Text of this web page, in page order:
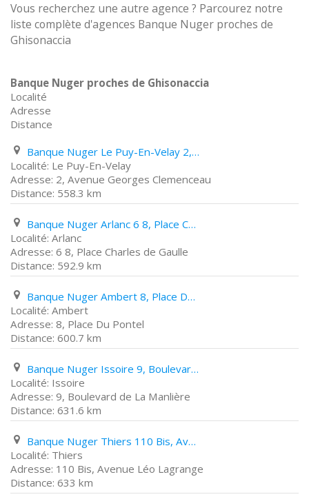
Vous recherchez une autre agence ? Parcourez notre
liste complète d'agences Banque Nuger proches de
Ghisonaccia
Banque Nuger proches de Ghisonaccia
Localité
Adresse
Distance
Banque Nuger Le Puy-En-Velay 2, Avenue Georges Clemenceau
Le Puy-En-Velay
2, Avenue Georges Clemenceau
558.3 km
Banque Nuger Arlanc 6 8, Place Charles de Gaulle
Arlanc
6 8, Place Charles de Gaulle
592.9 km
Banque Nuger Ambert 8, Place Du Pontel
Ambert
8, Place Du Pontel
600.7 km
Banque Nuger Issoire 9, Boulevard de La Manlière
Issoire
9, Boulevard de La Manlière
631.6 km
Banque Nuger Thiers 110 Bis, Avenue Léo Lagrange
Thiers
110 Bis, Avenue Léo Lagrange
633 km